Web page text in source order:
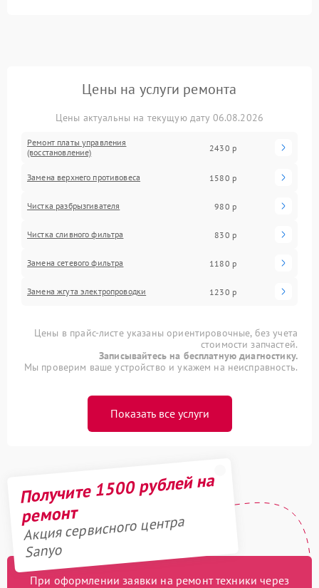
Цены на услуги ремонта
Цены актуальны на текущую дату 06.08.2026
Ремонт платы управления
(восстановление)
2430 р
Замена верхнего противовеса 1580 р
Чистка разбрызгивателя 980 р
Чистка сливного фильтра 830 р
Замена сетевого фильтра 1180 р
Замена жгута электропроводки 1230 р
Цены в прайс-листе указаны ориентировочные, без учета
стоимости запчастей.
Записывайтесь на бесплатную диагностику.
Мы проверим ваше устройство и укажем на неисправность.
Показать все услуги
Получите 1500 рублей на
ремонт
Акция сервисного центра
Sanyo
При оформлении заявки на ремонт техники через